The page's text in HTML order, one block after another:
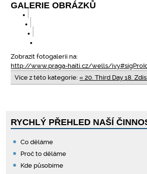
GALERIE OBRÁZKŮ
Zobrazit fotogalerii na:
http://www.praga-haiti.cz/wells/
Více z této kategorie: « 20. Third Day18.
RYCHLÝ PŘEHLED NAŠÍ
Co děláme
Proč to děláme
Kde působíme